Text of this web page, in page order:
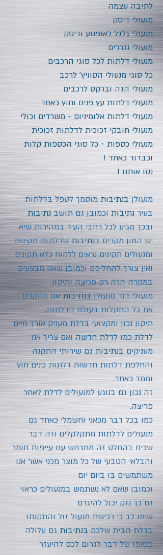
לתיבה עצמה
מנעולי דיסק
מנעולי גלגל לאופנוע ודיסק
מנעולי נגררים
מנעולי דלתות לכל סוגי הרכבים
כל סוגי מנעולי הסוויץ' לרכב
מנעולי הגה וברקס לרכבים
מנעולי דלתות עץ פנים וחוץ כאחד
מנעולי דלתות אלומיניום - משרדים וכולי
מנעולי חובקי זכוכית לדלתות זכוכית
מנעולי כספות - כל סוגי הכספות קלות
וכבדוד כאחד !
נסו אותנו !
מנעולן בנתיבות מוסמך לטפל בדלתות
בעיר נתיבות וכמובן גם תושבנתיבות
ובכך מגיע לכל רחבי העיר במהירות שיא
יש המון מקרים בנתיבותשדלתות תקינות
ומנעולים תקינים נראים ללקוח כלא תקינים
ואין צורך להחליפם וכמובן שאנו מבצעים
במקרה הזה רק פריצה ותיקון.
מנעולי דוד מנעולןבנתיבות אנו מתקנים
את כל התקלות בעולם הדלתות.
תיקון נכון ומקצועי בדלת מעניק אורך חיים
לדלת כמו לדלת חדשה ואם צריך אנו
מעניקים בנתיבות גם שירותי התקנה
והחלפת דלתות חדשות דלתות פנים חוץ
וממד כאחד.
זה נכון גם בנוגע למנעולים לדלת לאחר
פריצה.
כמו בכל דבר מכאני וחשמלי כאחד גם
מנעולים לדלתות מתקלקלים וזה דבר
שכיח בהחלט זה מתרחש עם עייפות חומר
והבלאי הטבעי של כל מוצר מכני אשר אנו
משתמשים בו ביום יום
וכמובן שאם לא נשתמש במנעולים כראוי
גם כך נזק יכול להיגרם
שימו לב כי רכישת מנעול זול והתקנתו
בדלת הבית שלכם בנתיבות גם עלולה
בסופו של דבר לגרום לכם להיעזר